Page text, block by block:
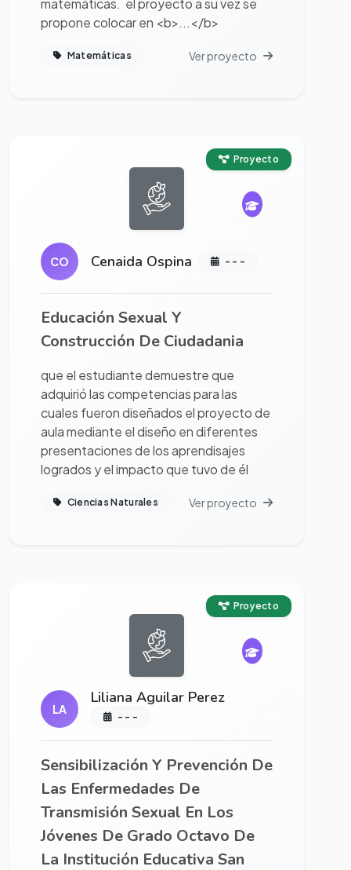
matemáticas. el proyecto a su vez se
propone colocar en <b>...</b>
Matemáticas Ver proyecto
Proyecto
CO Cenaida Ospina - - -
Educación Sexual Y
Construcción De Ciudadania
que el estudiante demuestre que
adquirió las competencias para las
cuales fueron diseñados el proyecto de
aula mediante el diseño en diferentes
presentaciones de los aprendisajes
logrados y el impacto que tuvo de él
Ciencias Naturales Ver proyecto
Proyecto
LA
Liliana Aguilar Perez
- - -
Sensibilización Y Prevención De
Las Enfermedades De
Transmisión Sexual En Los
Jóvenes De Grado Octavo De
La Institución Educativa San